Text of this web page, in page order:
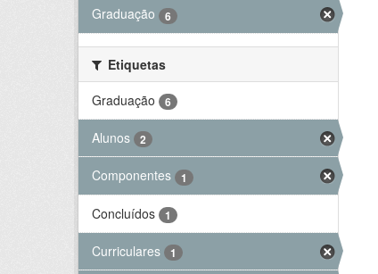
Graduação
6
Etiquetas
Graduação
6
Alunos 2
Componentes 1
Concluídos 1
Curriculares 1